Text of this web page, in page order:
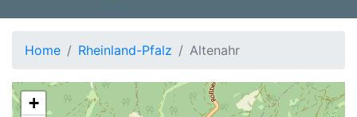
Home Rheinland-Pfalz Altenahr
+